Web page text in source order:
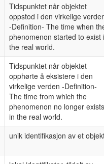
Tidspunktet når objektet
oppstod i den virkelige
-Definition- The time when
phenomenon started to exist
the real world.
Tidspunktet når objektet
opphørte å eksistere i den
virkelige verden -Definition-
The time from which the
phenomenon no longer exists
in the real world.
unik identifikasjon av et